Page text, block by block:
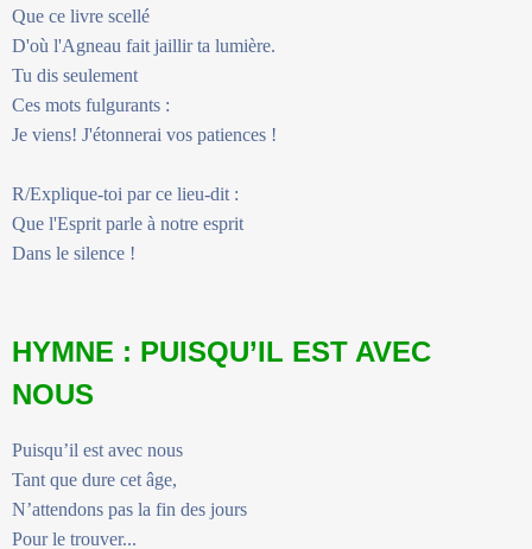
Que ce livre scellé
D'où l'Agneau fait jaillir ta lumière.
Tu dis seulement
Ces mots fulgurants :
Je viens! J'étonnerai vos patiences !
R/Explique-toi par ce lieu-dit :
Que l'Esprit parle à notre esprit
Dans le silence !
HYMNE : PUISQU’IL EST AVEC
NOUS
Puisqu’il est avec nous
Tant que dure cet âge,
N’attendons pas la fin des jours
Pour le trouver...